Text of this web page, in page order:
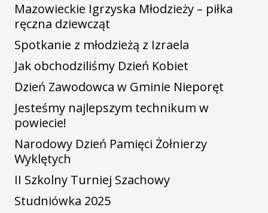
Mazowieckie Igrzyska Młodzieży – piłka
ręczna dziewcząt
Spotkanie z młodzieżą z Izraela
Jak obchodziliśmy Dzień Kobiet
Dzień Zawodowca w Gminie Nieporęt
Jesteśmy najlepszym technikum w
powiecie!
Narodowy Dzień Pamięci Żołnierzy
Wyklętych
II Szkolny Turniej Szachowy
Studniówka 2025